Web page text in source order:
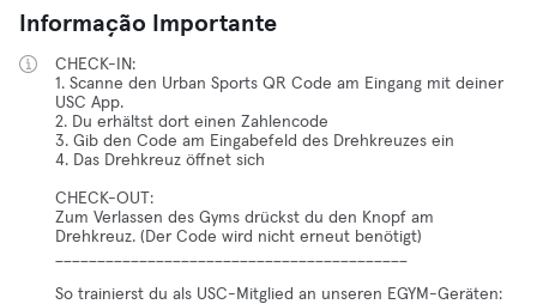
Informação Importante
CHECK-IN:
1. Scanne den Urban Sports QR Code am Eingang mit deiner
USC App.
2. Du erhältst dort einen Zahlencode
3. Gib den Code am Eingabefeld des Drehkreuzes ein
4. Das Drehkreuz öffnet sich
CHECK-OUT:
Zum Verlassen des Gyms drückst du den Knopf am
Drehkreuz. (Der Code wird nicht erneut benötigt)
So trainierst du als USC-Mitglied an unseren EGYM-Geräten: